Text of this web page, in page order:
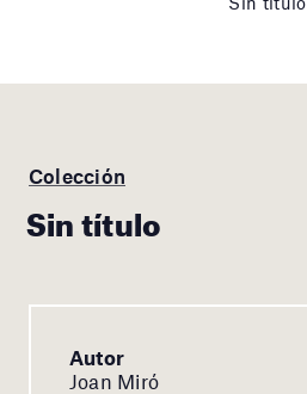
Colección
Sin título
Autor
Joan Miró